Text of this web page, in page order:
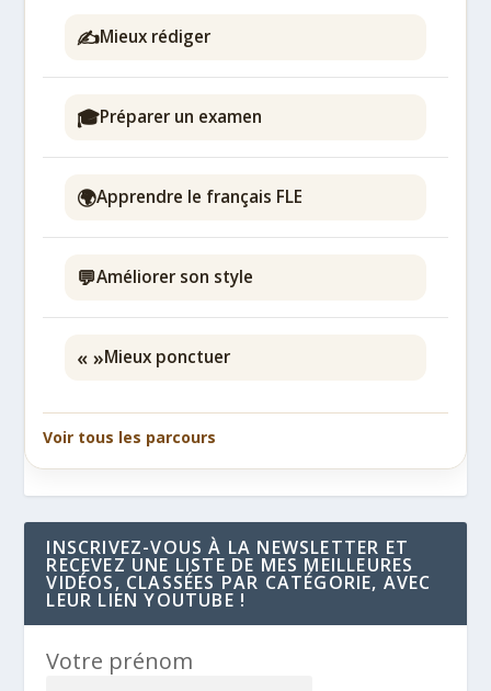
✍️Mieux rédiger
🎓Préparer un examen
🌍Apprendre le français FLE
💬Améliorer son style
« »Mieux ponctuer
Voir tous les parcours
INSCRIVEZ-VOUS À LA NEWSLETTER ET
RECEVEZ UNE LISTE DE MES MEILLEURES
VIDÉOS, CLASSÉES PAR CATÉGORIE, AVEC
LEUR LIEN YOUTUBE !
Votre prénom